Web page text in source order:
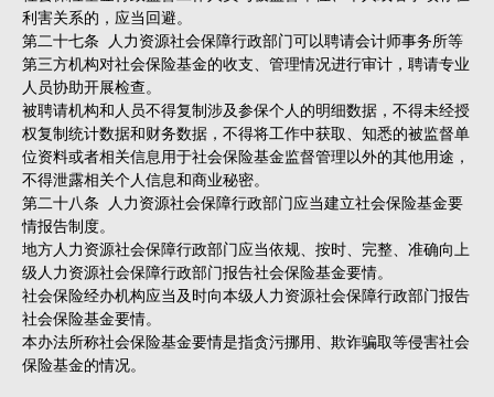
利害关系的，应当回避。
第二十七条 人力资源社会保障行政部门可以聘请会计师事务所等
第三方机构对社会保险基金的收支、管理情况进行审计，聘请专业
人员协助开展检查。
被聘请机构和人员不得复制涉及参保个人的明细数据，不得未经授
权复制统计数据和财务数据，不得将工作中获取、知悉的被监督单
位资料或者相关信息用于社会保险基金监督管理以外的其他用途，
不得泄露相关个人信息和商业秘密。
第二十八条 人力资源社会保障行政部门应当建立社会保险基金要
情报告制度。
地方人力资源社会保障行政部门应当依规、按时、完整、准确向上
级人力资源社会保障行政部门报告社会保险基金要情。
社会保险经办机构应当及时向本级人力资源社会保障行政部门报告
社会保险基金要情。
本办法所称社会保险基金要情是指贪污挪用、欺诈骗取等侵害社会
保险基金的情况。